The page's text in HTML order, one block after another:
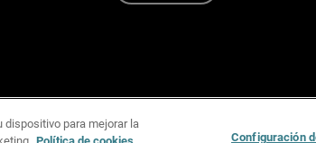
Technologies, Inc. Todos los derechos
dispositivo para mejorar la
Configuración